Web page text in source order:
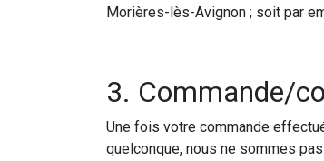
Morières-lès-Avignon ; soit par
3. Commande/
Une fois votre commande
quelconque, nous ne sommes